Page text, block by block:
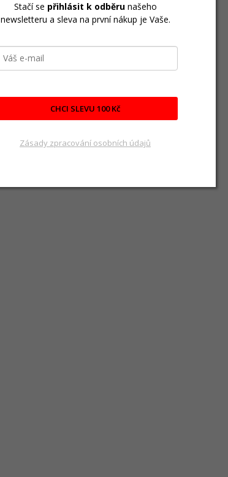
Stačí se přihlásit k odběrunašeho
newsletteru a sleva na první nákup je Vaše.
CHCI SLEVU 100 Kč
Zásady zpracování osobních údajů